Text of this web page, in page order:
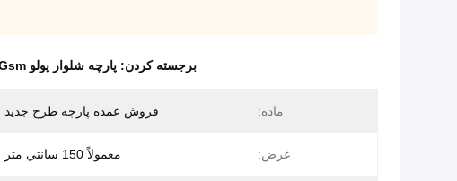
برجسته کردن: پارچه شلوار پولو 220Gsm,پارچه ریب بریکت پیکی,پارچه لباس های پولو با رطوبت
ماده: فروش عمده پارچه طرح جدید
عرض: معمولاً 150 سانتي متر